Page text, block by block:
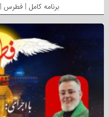
برنامه کامل | فطرس | ۱۴۰۵.۵.۱۲ | اربعین ۱۴۰۵